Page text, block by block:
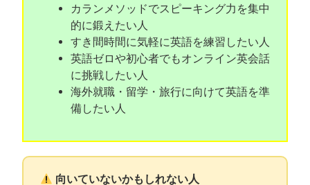
カランメソッドでスピーキング力を集中
的に鍛えたい人
すき間時間に気軽に英語を練習したい人
英語ゼロや初心者でもオンライン英会話
に挑戦したい人
海外就職・留学・旅行に向けて英語を準
備したい人
向いていないかもしれない人